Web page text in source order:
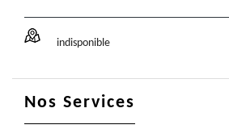
indisponible
Nos Services